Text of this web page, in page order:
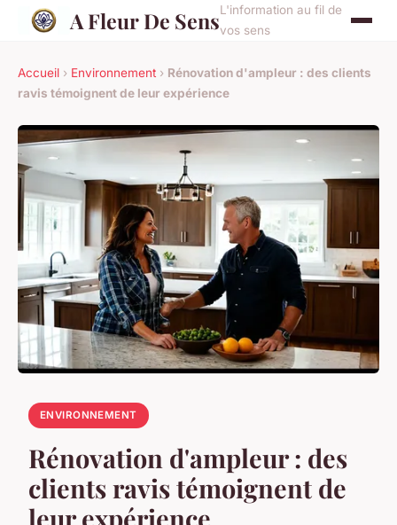
A Fleur De SensL'information au fil de
vos sens
Accueil › Environnement › Rénovation d'ampleur : des clients
ravis témoignent de leur expérience
ENVIRONNEMENT
Rénovation d'ampleur : des
clients ravis témoignent de
leur expérience